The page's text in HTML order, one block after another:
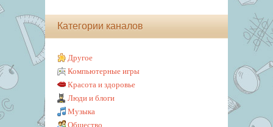
Категории каналов
Другое
Компьютерные игры
Красота и здоровье
Люди и блоги
Музыка
Общество